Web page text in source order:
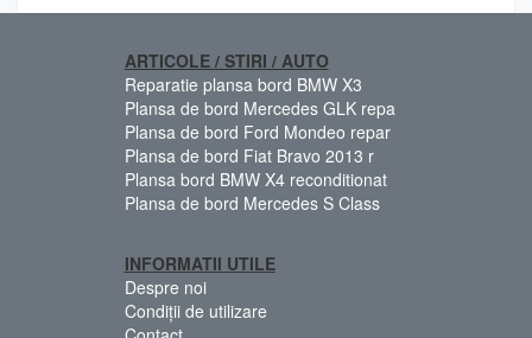
ARTICOLE / STIRI / AUTO
Reparatie plansa bord BMW X3
Plansa de bord Mercedes GLK repa
Plansa de bord Ford Mondeo repar
Plansa de bord Fiat Bravo 2013 r
Plansa bord BMW X4 reconditionat
Plansa de bord Mercedes S Class
INFORMATII UTILE
Despre noi
Condiții de utilizare